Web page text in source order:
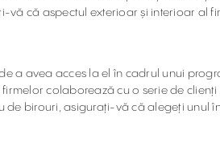
că aspectul exterioar și interioar al
a avea acces la el în cadrul unui
colaborează cu o serie de
birouri, asigurați-vă că alegeți unul